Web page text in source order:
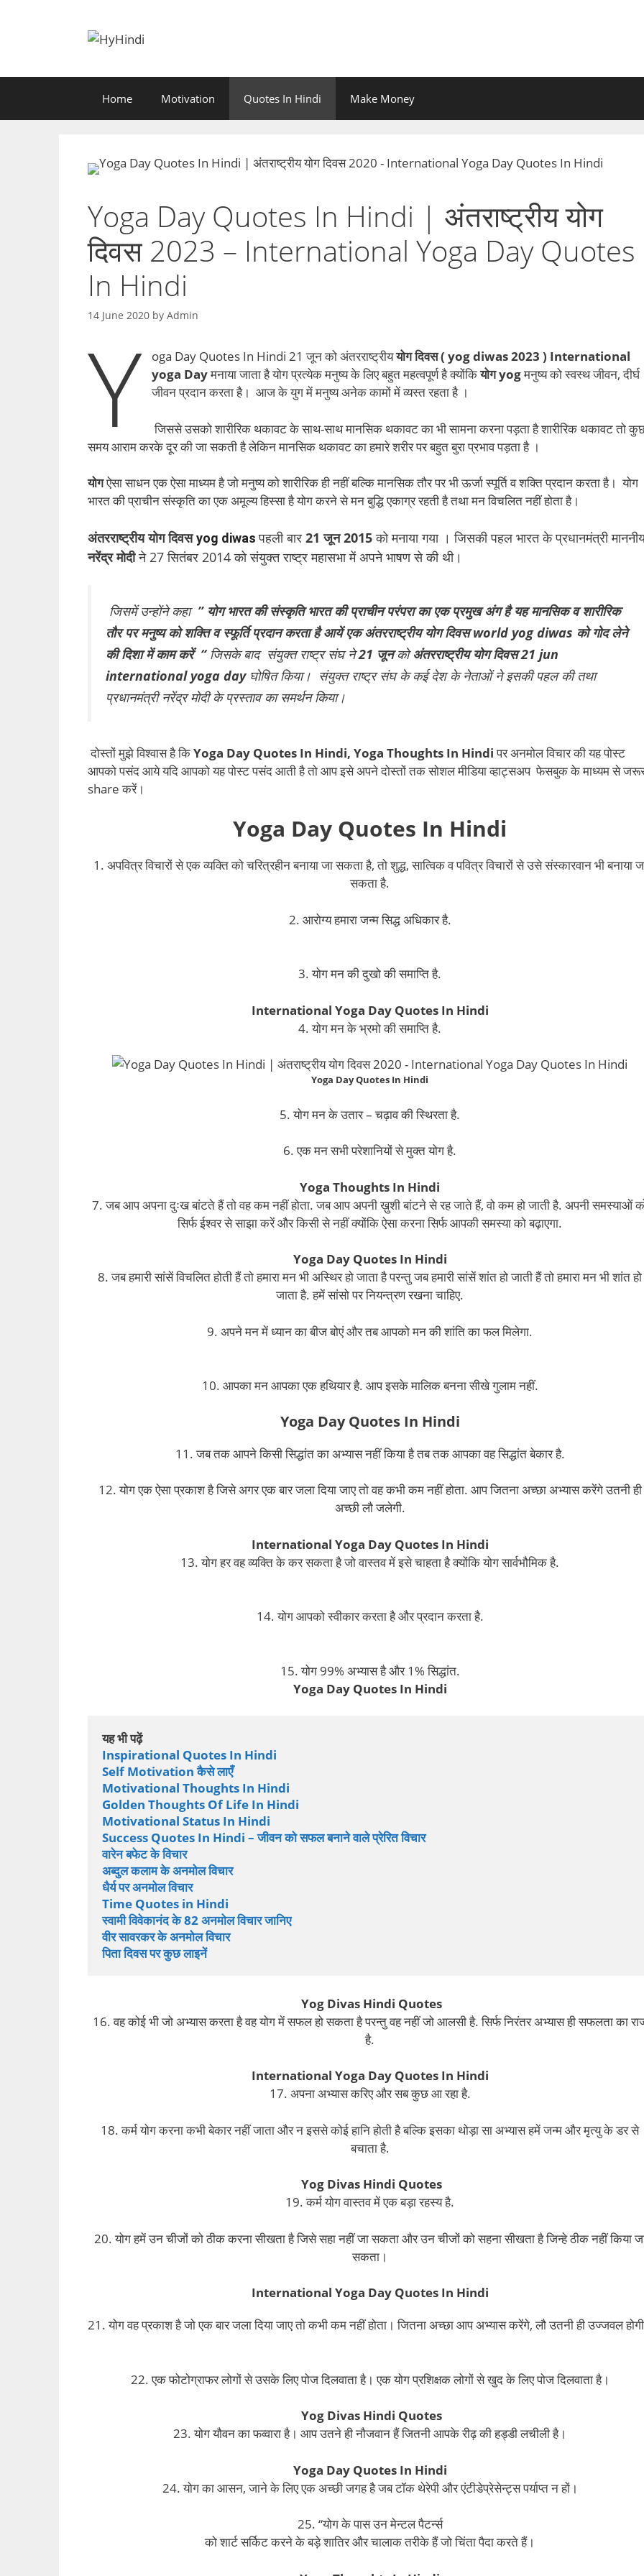
Home Motivation Quotes In Hindi Make Money
Yoga Day Quotes In Hindi | अंतराष्ट्रीय योग
दिवस 2023 – International Yoga Day Quotes
In Hindi
14 June 2020 by Admin
Y oga Day Quotes In Hindi 21 जून को अंतरराष्ट्रीययोग दिवस ( yog diwas 2023 ) International
yoga Dayमनाया जाता है योग प्रत्येक मनुष्य के लिए बहुत महत्वपूर्ण है क्योंकियोग yogमनुष्य को स्वस्थ जीवन, दीर्घ
जीवन प्रदान करता है। आज के युग में मनुष्य अनेक कामों में व्यस्त रहता है ।
जिससे उसको शारीरिक थकावट के साथ-साथ मानसिक थकावट का भी सामना करना पड़ता है शारीरिक थकावट तो
समय आराम करके दूर की जा सकती है लेकिन मानसिक थकावट का हमारे शरीर पर बहुत बुरा प्रभाव पड़ता है ।
योगऐसा साधन एक ऐसा माध्यम है जो मनुष्य को शारीरिक ही नहीं बल्कि मानसिक तौर पर भी ऊर्जा स्पूर्ति व शक्ति प्रदान करता है। योग
भारत की प्राचीन संस्कृति का एक अमूल्य हिस्सा है योग करने से मन बुद्धि एकाग्र रहती है तथा मन विचलित नहीं होता है।
अंतरराष्ट्रीय योग दिवस yog diwas पहली बार 21 जून 2015को मनाया गया । जिसकी पहल भारत के प्रधानमंत्री
नरेंद्र मोदीने 27 सितंबर 2014 को संयुक्त राष्ट्र महासभा में अपने भाषण से की थी।
जिसमें उन्होंने कहा ” योग भारत की संस्कृति भारत की प्राचीन परंपरा का एक प्रमुख अंग है यह मानसिक व शारीरिक
तौर पर मनुष्य को शक्ति व स्फूर्ति प्रदान करता है आयें एक अंतरराष्ट्रीय योग दिवस world yog diwas को गोद लेने
की दिशा में काम करें “जिसके बाद संयुक्त राष्ट्र संघ ने21 जूनकोअंतरराष्ट्रीय योग दिवस 21 jun
international yoga dayघोषित किया। संयुक्त राष्ट्र संघ के कई देश के नेताओं ने इसकी पहल की तथा
प्रधानमंत्री नरेंद्र मोदी के प्रस्ताव का समर्थन किया।
दोस्तों मुझे विश्वास है किYoga Day Quotes In Hindi, Yoga Thoughts In Hindiपर अनमोल विचार की यह पोस्ट
आपको पसंद आये यदि आपको यह पोस्ट पसंद आती है तो आप इसे अपने दोस्तों तक सोशल मीडिया व्हाट्सअप फेसबुक के माध्यम से
share करें।
Yoga Day Quotes In Hindi
1. अपवित्र विचारों से एक व्यक्ति को चरित्रहीन बनाया जा सकता है, तो शुद्ध, सात्विक व पवित्र विचारों से उसे संस्कारवान भी बनाया
सकता है.
2. आरोग्य हमारा जन्म सिद्ध अधिकार है.
3. योग मन की दुखो की समाप्ति है.
International Yoga Day Quotes In Hindi
4. योग मन के भ्रमो की समाप्ति है.
Yoga Day Quotes In Hindi
5. योग मन के उतार – चढ़ाव की स्थिरता है.
6. एक मन सभी परेशानियों से मुक्त योग है.
Yoga Thoughts In Hindi
7. जब आप अपना दुःख बांटते हैं तो वह कम नहीं होता. जब आप अपनी ख़ुशी बांटने से रह जाते हैं, वो कम हो जाती है. अपनी समस्याओं
सिर्फ ईश्वर से साझा करें और किसी से नहीं क्योंकि ऐसा करना सिर्फ आपकी समस्या को बढ़ाएगा.
Yoga Day Quotes In Hindi
8. जब हमारी सांसें विचलित होती हैं तो हमारा मन भी अस्थिर हो जाता है परन्तु जब हमारी सांसें शांत हो जाती हैं तो हमारा मन भी शांत हो
जाता है. हमें सांसो पर नियन्त्रण रखना चाहिए.
9. अपने मन में ध्यान का बीज बोएं और तब आपको मन की शांति का फल मिलेगा.
10. आपका मन आपका एक हथियार है. आप इसके मालिक बनना सीखे गुलाम नहीं.
Yoga Day Quotes In Hindi
11. जब तक आपने किसी सिद्धांत का अभ्यास नहीं किया है तब तक आपका वह सिद्धांत बेकार है.
12. योग एक ऐसा प्रकाश है जिसे अगर एक बार जला दिया जाए तो वह कभी कम नहीं होता. आप जितना अच्छा अभ्यास करेंगे उतनी ही
अच्छी लौ जलेगी.
International Yoga Day Quotes In Hindi
13. योग हर वह व्यक्ति के कर सकता है जो वास्तव में इसे चाहता है क्योंकि योग सार्वभौमिक है.
14. योग आपको स्वीकार करता है और प्रदान करता है.
15. योग 99% अभ्यास है और 1% सिद्धांत.
Yoga Day Quotes In Hindi
यह भी पढ़ें
Inspirational Quotes In Hindi
Self Motivation कैसे लाएँ
Motivational Thoughts In Hindi
Golden Thoughts Of Life In Hindi
Motivational Status In Hindi
Success Quotes In Hindi – जीवन को सफल बनाने वाले प्रेरित विचार
वारेन बफेट के विचार
अब्दुल कलाम के अनमोल विचार
धैर्य पर अनमोल विचार
Time Quotes in Hindi
स्वामी विवेकानंद के 82 अनमोल विचार जानिए
वीर सावरकर के अनमोल विचार
पिता दिवस पर कुछ लाइनें
Yog Divas Hindi Quotes
16. वह कोई भी जो अभ्यास करता है वह योग में सफल हो सकता है परन्तु वह नहीं जो आलसी है. सिर्फ निरंतर अभ्यास ही सफलता का
है.
International Yoga Day Quotes In Hindi
17. अपना अभ्यास करिए और सब कुछ आ रहा है.
18. कर्म योग करना कभी बेकार नहीं जाता और न इससे कोई हानि होती है बल्कि इसका थोड़ा सा अभ्यास हमें जन्म और मृत्यु के डर से
बचाता है.
Yog Divas Hindi Quotes
19. कर्म योग वास्तव में एक बड़ा रहस्य है.
20. योग हमें उन चीजों को ठीक करना सीखता है जिसे सहा नहीं जा सकता और उन चीजों को सहना सीखता है जिन्हे ठीक नहीं किया
सकता।
International Yoga Day Quotes In Hindi
21. योग वह प्रकाश है जो एक बार जला दिया जाए तो कभी कम नहीं होता। जितना अच्छा आप अभ्यास करेंगे, लौ उतनी ही उज्जवल
22. एक फोटोग्राफर लोगों से उसके लिए पोज दिलवाता है। एक योग प्रशिक्षक लोगों से खुद के लिए पोज दिलवाता है।
Yog Divas Hindi Quotes
23. योग यौवन का फव्वारा है। आप उतने ही नौजवान हैं जितनी आपके रीढ़ की हड्डी लचीली है।
Yoga Day Quotes In Hindi
24. योग का आसन, जाने के लिए एक अच्छी जगह है जब टॉक थेरेपी और एंटीडेप्रेसेन्ट्स पर्याप्त न हों।
25. “योग के पास उन मेन्टल पैटर्न्स
को शार्ट सर्किट करने के बड़े शातिर और चालाक तरीके हैं जो चिंता पैदा करते हैं।